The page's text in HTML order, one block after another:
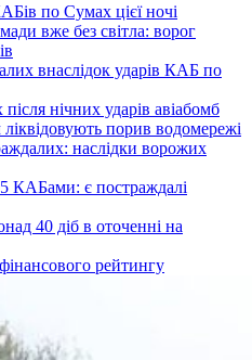
по Сумах цієї ночі
вже без світла: ворог
внаслідок ударів КАБ по
нічних ударів авіабомб
порив водомережі
наслідки ворожих
КАБами: є постраждалі
40 діб в оточенні на
рейтингу